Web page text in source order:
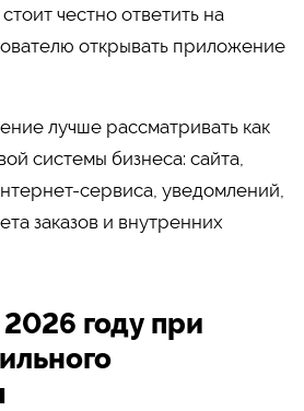
честно ответить на
открывать приложение
лучше рассматривать как
системы бизнеса: сайта,
сервиса, уведомлений,
заказов и внутренних
году при